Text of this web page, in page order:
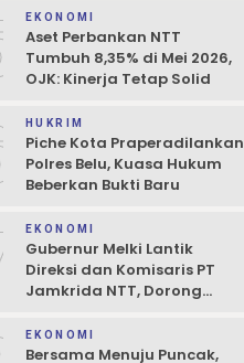
EKONOMI
Aset Perbankan NTT
Tumbuh 8,35% di Mei 2026,
OJK: Kinerja Tetap Solid
HUKRIM
Piche Kota Praperadilankan
Polres Belu, Kuasa Hukum
Beberkan Bukti Baru
EKONOMI
Gubernur Melki Lantik
Direksi dan Komisaris PT
Jamkrida NTT, Dorong
Kredit UMKM
EKONOMI
Bersama Menuju Puncak,